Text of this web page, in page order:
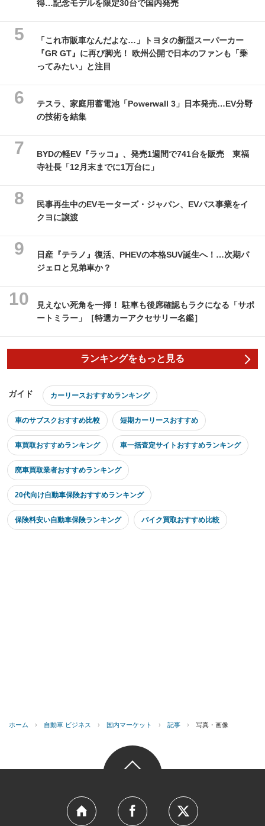
得…記念モデルを限定30台で国内発売
「これ市販車なんだよな…」トヨタの新型スーパーカー
『GR GT』に再び脚光！ 欧州公開で日本のファンも「乗
ってみたい」と注目
テスラ、家庭用蓄電池「Powerwall 3」日本発売…EV分野
の技術を結集
BYDの軽EV『ラッコ』、発売1週間で741台を販売 東福
寺社長「12月末までに1万台に」
民事再生中のEVモーターズ・ジャパン、EVバス事業をイ
クヨに譲渡
日産『テラノ』復活、PHEVの本格SUV誕生へ！…次期パ
ジェロと兄弟車か？
見えない死角を一掃！ 駐車も後席確認もラクになる「サポ
ートミラー」［特選カーアクセサリー名鑑］
ランキングをもっと見る
ガイド カーリースおすすめランキング
車のサブスクおすすめ比較 短期カーリースおすすめ
車買取おすすめランキング 車一括査定サイトおすすめランキング
廃車買取業者おすすめランキング
20代向け自動車保険おすすめランキング
保険料安い自動車保険ランキング バイク買取おすすめ比較
ホーム › 自動車 ビジネス › 国内マーケット › 記事 › 写真・画像